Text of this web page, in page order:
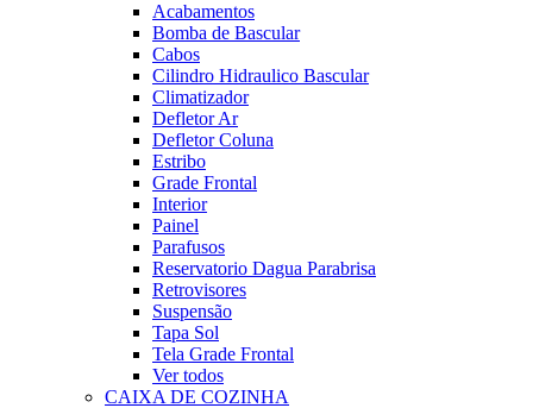
Acabamentos
Bomba de Bascular
Cabos
Cilindro Hidraulico Bascular
Climatizador
Defletor Ar
Defletor Coluna
Estribo
Grade Frontal
Interior
Painel
Parafusos
Reservatorio Dagua Parabrisa
Retrovisores
Suspensão
Tapa Sol
Tela Grade Frontal
Ver todos
CAIXA DE COZINHA